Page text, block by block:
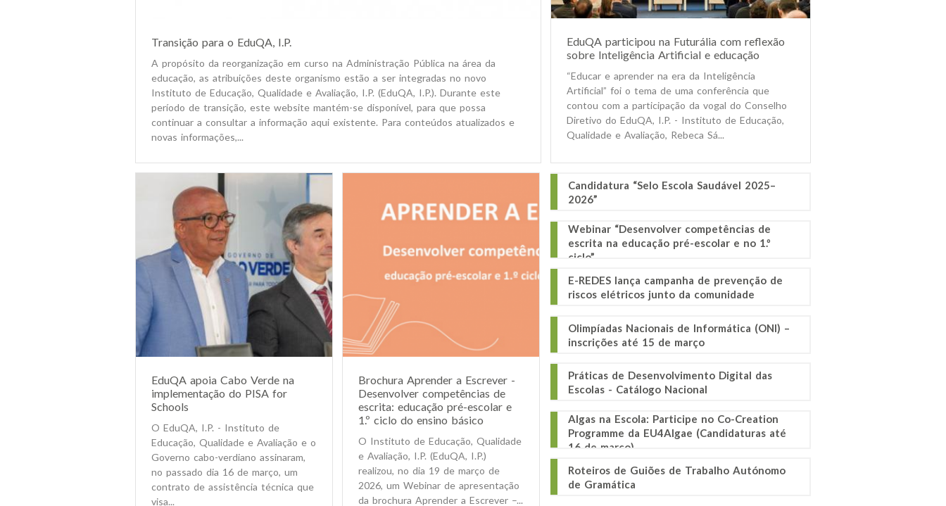
Transição para o EduQA, I.P.
A propósito da reorganização em curso na Administração Pública na área da
educação, as atribuições deste organismo estão a ser integradas no novo
Instituto de Educação, Qualidade e Avaliação, I.P. (EduQA, I.P.). Durante este
período de transição, este website mantém-se disponível, para que possa
continuar a consultar a informação aqui existente. Para conteúdos atualizados e
novas informações,...
EduQA apoia Cabo Verde na
implementação do PISA for
Schools
O EduQA, I.P. - Instituto de
Educação, Qualidade e Avaliação e o
Governo cabo-verdiano assinaram,
no passado dia 16 de março, um
contrato de assistência técnica que
visa...
Brochura Aprender a Escrever -
Desenvolver competências de
escrita: educação pré-escolar e
1.º ciclo do ensino básico
O Instituto de Educação, Qualidade
e Avaliação, I.P. (EduQA, I.P.)
realizou, no dia 19 de março de
2026, um Webinar de apresentação
da brochura Aprender a Escrever –...
EduQA participou na Futurália com reflexão
sobre Inteligência Artificial e educação
“Educar e aprender na era da Inteligência
Artificial” foi o tema de uma conferência que
contou com a participação da vogal do Conselho
Diretivo do EduQA, I.P. - Instituto de Educação,
Qualidade e Avaliação, Rebeca Sá...
Candidatura “Selo Escola Saudável 2025–
2026”
Webinar “Desenvolver competências de
escrita na educação pré-escolar e no 1.º
ciclo”
E-REDES lança campanha de prevenção de
riscos elétricos junto da comunidade
Olimpíadas Nacionais de Informática (ONI) –
inscrições até 15 de março
Práticas de Desenvolvimento Digital das
Escolas - Catálogo Nacional
Algas na Escola: Participe no Co-Creation
Programme da EU4Algae (Candidaturas até
16 de março)
Roteiros de Guiões de Trabalho Autónomo
de Gramática